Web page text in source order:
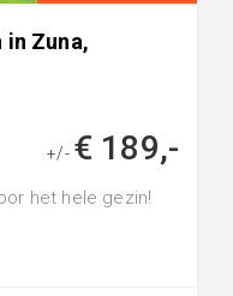
in Zuna,
+/- € 189,-
het hele gezin!